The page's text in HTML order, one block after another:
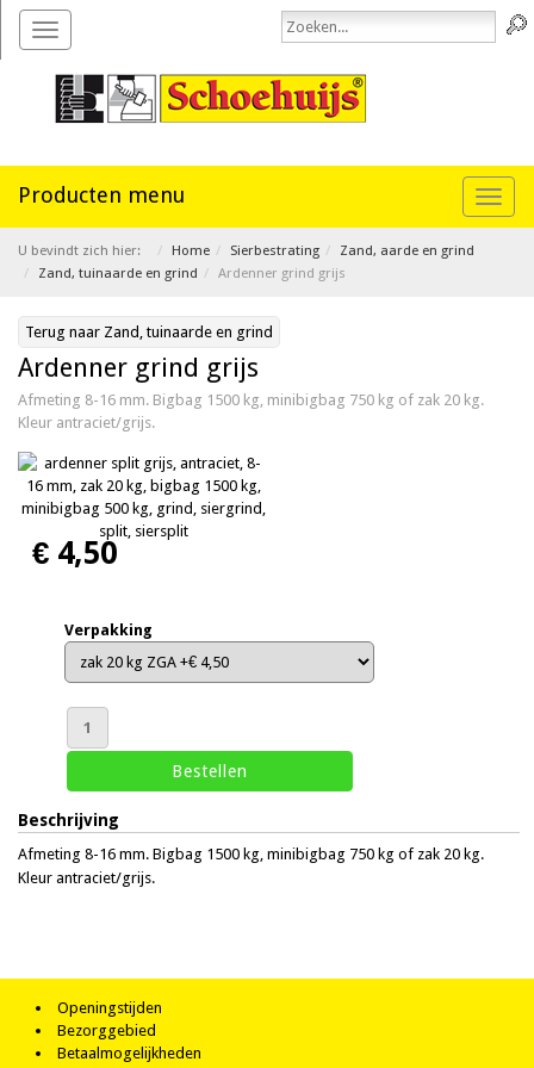
Toggle
navigation
U bevindt zich hier: Home Sierbestrating
Zand, aarde en grind
Zand, tuinaarde en grind
Ardenner grind grijs
Terug naar Zand, tuinaarde en grind
Ardenner grind grijs
Afmeting 8-16 mm. Bigbag 1500 kg, minibigbag 750 kg of zak 20 kg.
Kleur antraciet/grijs.
€ 4,50
Verpakking
Beschrijving
Afmeting 8-16 mm. Bigbag 1500 kg, minibigbag 750 kg of zak 20 kg.
Kleur antraciet/grijs.
Openingstijden
Bezorggebied
Betaalmogelijkheden